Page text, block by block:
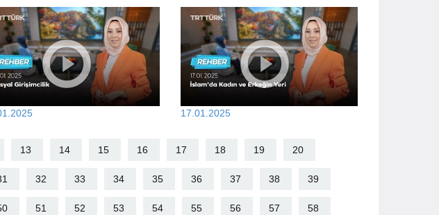
17.01.2025
13 14 15 16 17 18 19 20
32 33 34 35 36 37 38 39
51 52 53 54 55 56 57 58